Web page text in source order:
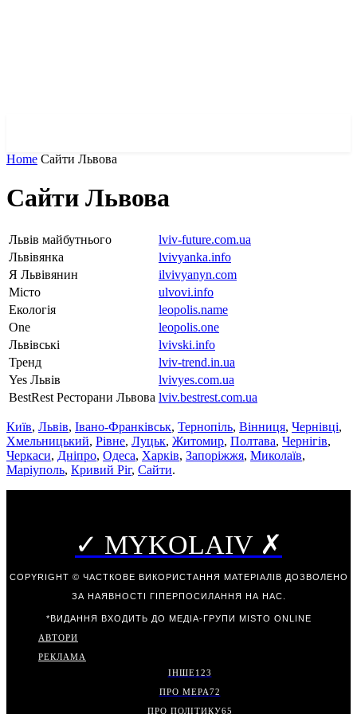
Home Сайти Львова
Сайти Львова
Львів майбутнього
lviv-future.com.ua
Львівянка
lvivyanka.info
Я Львівянин
ilvivyanyn.com
Місто
ulvovi.info
Екологія
leopolis.name
One
leopolis.one
Львівські
lvivski.info
Тренд
lviv-trend.in.ua
Yes Львів
lvivyes.com.ua
BestRest Ресторани Львова lviv.bestrest.com.ua
Київ, Львів, Івано-Франківськ, Тернопіль, Вінниця, Чернівці,
Хмельницький, Рівне, Луцьк, Житомир, Полтава, Чернігів,
Черкаси, Дніпро, Одеса, Харків, Запоріжжя, Миколаїв,
Маріуполь, Кривий Ріг, Сайти.
✓ MYKOLAIV ✗
COPYRIGHT © ЧАСТКОВЕ ВИКОРИСТАННЯ МАТЕРІАЛІВ ДОЗВОЛЕНО
ЗА НАЯВНОСТІ ГІПЕРПОСИЛАННЯ НА НАС.
*ВИДАННЯ ВХОДИТЬ ДО МЕДІА-ГРУПИ MISTO ONLINE
АВТОРИ
РЕКЛАМА
ІНШЕ123
ПРО МЕРА72
ПРО ПОЛІТИКУ65